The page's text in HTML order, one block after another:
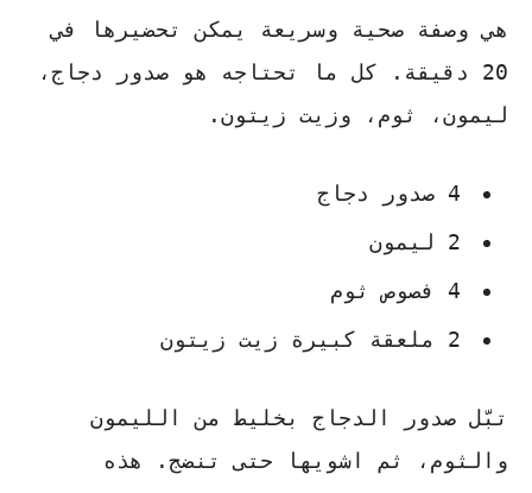
هي وصفة صحية وسريعة يمكن تحضيرها في
20 دقيقة. كل ما تحتاجه هو صدور دجاج،
ليمون، ثوم، وزيت زيتون.
4 صدور دجاج
2 ليمون
4 فصوص ثوم
2 ملعقة كبيرة زيت زيتون
تبّل صدور الدجاج بخليط من الليمون
والثوم، ثم اشويها حتى تنضج. هذه